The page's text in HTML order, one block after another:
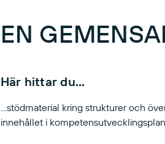
EN
Här hittar du...
...stödmaterial kring strukturer och
innehållet i